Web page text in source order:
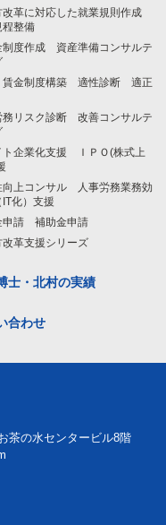
改革に対応した就業規則作成
程整備
制度作成 資産準備コンサルテ
賃金制度構築 適性診断 適正
務リスク診断 改善コンサルテ
ト企業化支援 ＩＰＯ(株式上
向上コンサル 人事労務業務効
化）支援
申請 補助金申請
改革支援シリーズ
士・北村の実績
合わせ
茶の水センタービル8階